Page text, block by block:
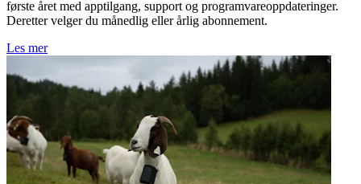
første året med apptilgang, support og programvareoppdateringer.
Deretter velger du månedlig eller årlig abonnement.
Les mer